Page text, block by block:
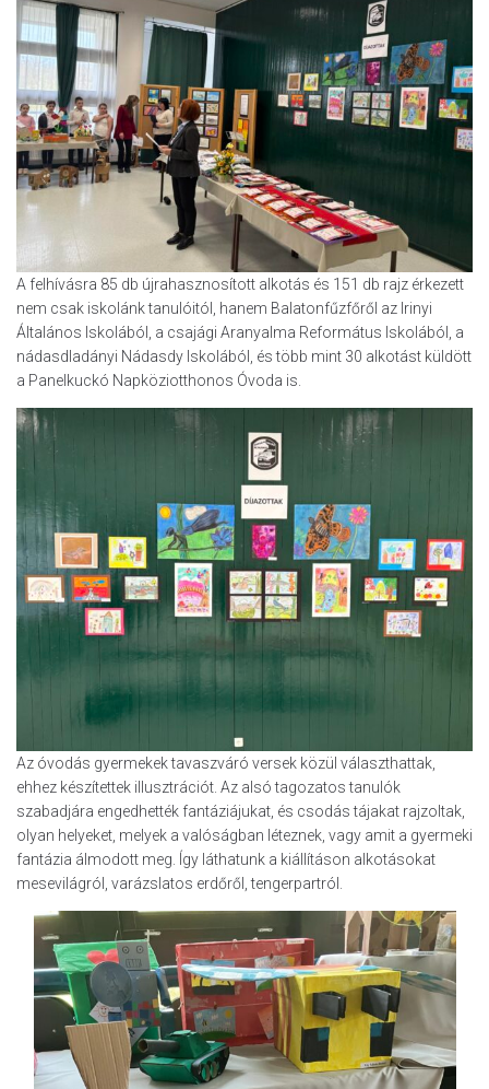
A felhívásra 85 db újrahasznosított alkotás és 151 db rajz érkezett
nem csak iskolánk tanulóitól, hanem Balatonfűzfőről az Irinyi
Általános Iskolából, a csajági Aranyalma Református Iskolából, a
nádasdladányi Nádasdy Iskolából, és több mint 30 alkotást küldött
a Panelkuckó Napköziotthonos Óvoda is.
Az óvodás gyermekek tavaszváró versek közül választhattak,
ehhez készítettek illusztrációt. Az alsó tagozatos tanulók
szabadjára engedhették fantáziájukat, és csodás tájakat rajzoltak,
olyan helyeket, melyek a valóságban léteznek, vagy amit a gyermeki
fantázia álmodott meg. Így láthatunk a kiállításon alkotásokat
mesevilágról, varázslatos erdőről, tengerpartról.